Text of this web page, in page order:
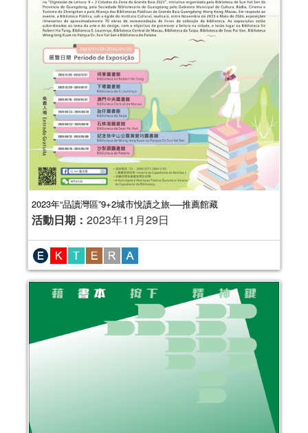
2023年“品讀灣區”9+2城市悅讀之旅──推薦館藏
活動日期： 2023年11月29日